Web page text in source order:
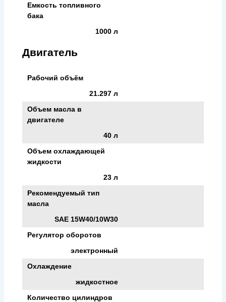
Емкость топливного
бака
1000 л
Двигатель
Рабочий объём
21.297 л
Объем масла в
двигателе
40 л
Объем охлаждающей
жидкости
23 л
Рекомендуемый тип
масла
SAE 15W40/10W30
Регулятор оборотов
электронный
Охлаждение
жидкостное
Количество цилиндров